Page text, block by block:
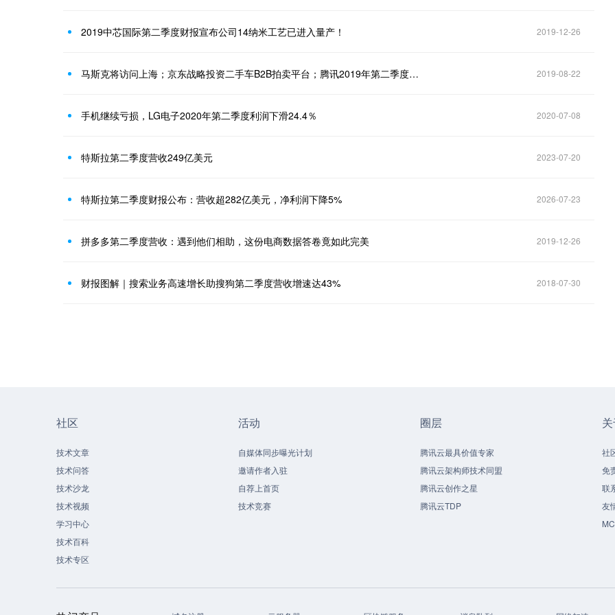
2019中芯国际第二季度财报宣布公司14纳米工艺已进入量产！ 2019-12-26
马斯克将访问上海；京东战略投资二手车B2B拍卖平台；腾讯2019年第二季度营收888.21亿元 2019-08-22
手机继续亏损，LG电子2020年第二季度利润下滑24.4％ 2020-07-08
特斯拉第二季度营收249亿美元 2023-07-20
特斯拉第二季度财报公布：营收超282亿美元，净利润下降5% 2026-07-23
拼多多第二季度营收：遇到他们相助，这份电商数据答卷竟如此完美 2019-12-26
财报图解｜搜索业务高速增长助搜狗第二季度营收增速达43% 2018-07-30
社区
技术文章
技术问答
技术沙龙
技术视频
学习中心
技术百科
技术专区
活动
自媒体同步曝光计划
邀请作者入驻
自荐上首页
技术竞赛
圈层
腾讯云最具价值专家
腾讯云架构师技术同盟
腾讯云创作之星
腾讯云TDP
社
免
联
友